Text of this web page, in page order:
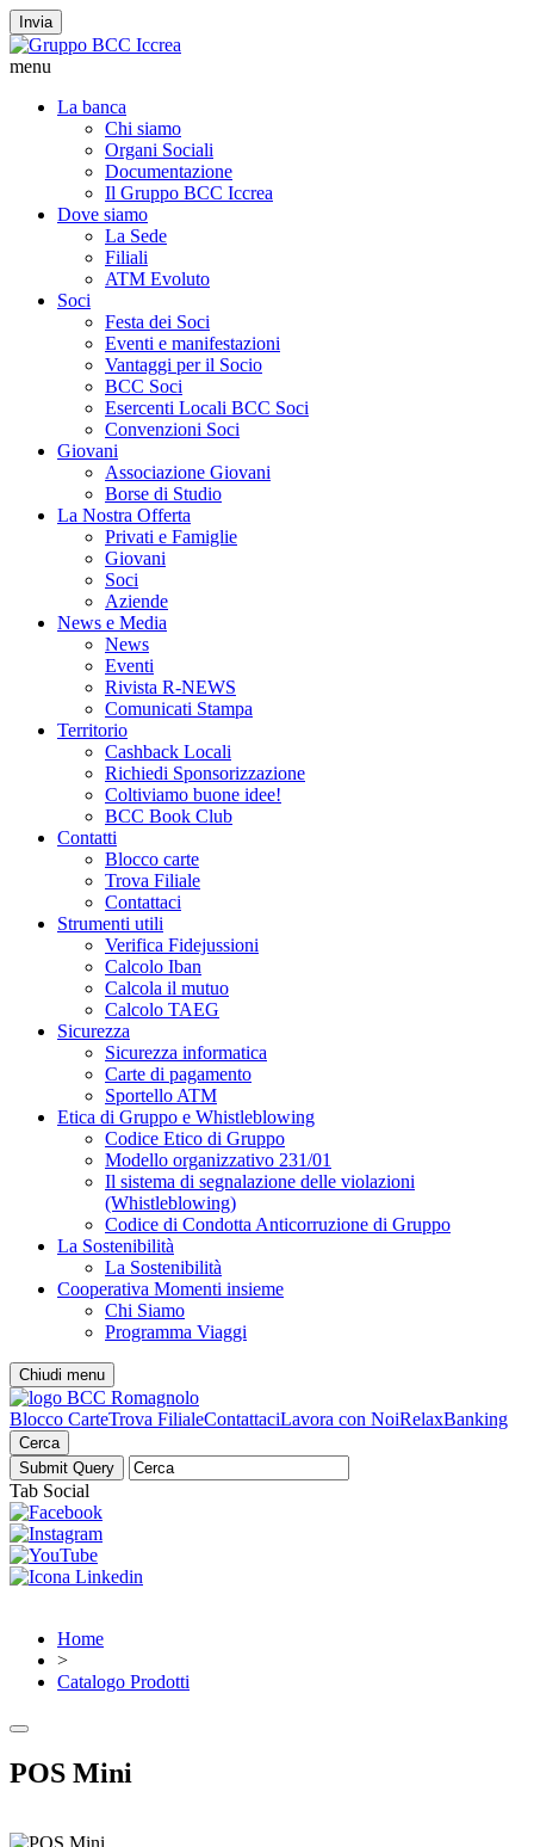
Invia
menu
La banca
Chi siamo
Organi Sociali
Documentazione
Il Gruppo BCC Iccrea
Dove siamo
La Sede
Filiali
ATM Evoluto
Soci
Festa dei Soci
Eventi e manifestazioni
Vantaggi per il Socio
BCC Soci
Esercenti Locali BCC Soci
Convenzioni Soci
Giovani
Associazione Giovani
Borse di Studio
La Nostra Offerta
Privati e Famiglie
Giovani
Soci
Aziende
News e Media
News
Eventi
Rivista R-NEWS
Comunicati Stampa
Territorio
Cashback Locali
Richiedi Sponsorizzazione
Coltiviamo buone idee!
BCC Book Club
Contatti
Blocco carte
Trova Filiale
Contattaci
Strumenti utili
Verifica Fidejussioni
Calcolo Iban
Calcola il mutuo
Calcolo TAEG
Sicurezza
Sicurezza informatica
Carte di pagamento
Sportello ATM
Etica di Gruppo e Whistleblowing
Codice Etico di Gruppo
Modello organizzativo 231/01
Il sistema di segnalazione delle violazioni
(Whistleblowing)
Codice di Condotta Anticorruzione di Gruppo
La Sostenibilità
La Sostenibilità
Cooperativa Momenti insieme
Chi Siamo
Programma Viaggi
Chiudi menu
Blocco CarteTrova FilialeContattaciLavora con NoiRelaxBanking
Cerca
Tab Social
Home
>
Catalogo Prodotti
POS Mini